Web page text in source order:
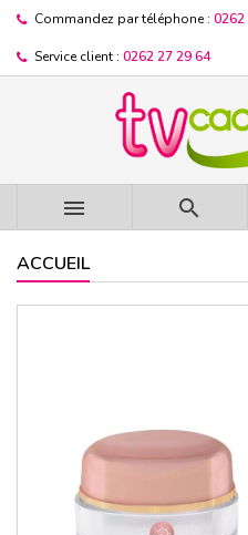
Commandez par téléphone : 0262
Service client : 0262 27 29 64
 
ACCUEIL